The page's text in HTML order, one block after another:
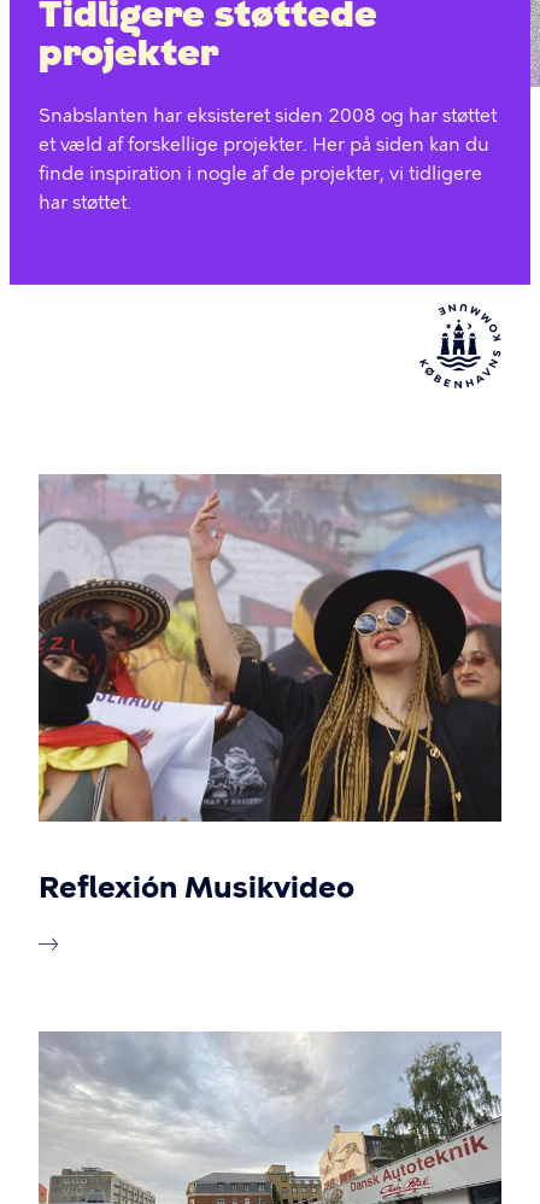
Tidligere støttede
projekter
Snabslanten har eksisteret siden 2008 og har støttet
et væld af forskellige projekter. Her på siden kan du
finde inspiration i nogle af de projekter, vi tidligere
har støttet.
Reflexión Musikvideo